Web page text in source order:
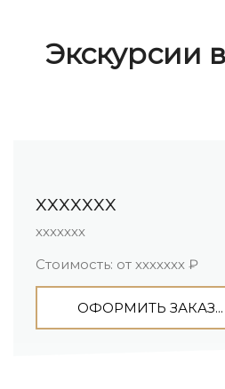
Экскурсии
ххххххх
ххххххх
Стоимость: от ххххххх ₽
ОФОРМИТЬ ЗАКАЗ...